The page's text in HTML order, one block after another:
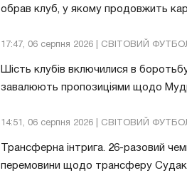
обрав клуб, у якому продовжить
17:47, 06 серпня 2026 | СВІТОВИЙ ФУТБОЛ
Шість клубів включилися в
завалюють пропозиціями щодо
14:51, 06 серпня 2026 | СВІТОВИЙ ФУТБОЛ
Трансферна інтрига. 26-разовий
перемовини щодо трансферу